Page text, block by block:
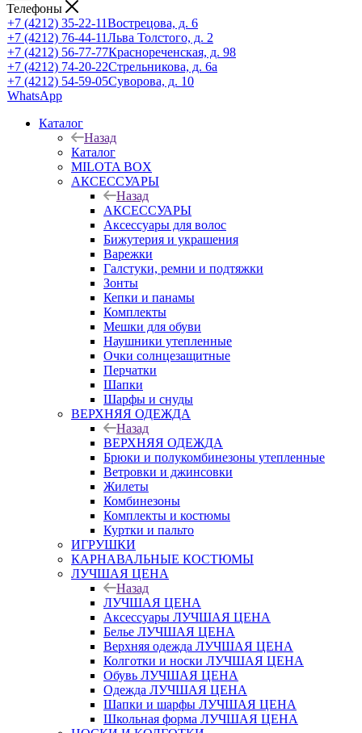
Телефоны
+7 (4212) 35-22-11Вострецова, д. 6
+7 (4212) 76-44-11Льва Толстого, д. 2
+7 (4212) 56-77-77Краснореченская, д. 98
+7 (4212) 74-20-22Стрельникова, д. 6а
+7 (4212) 54-59-05Суворова, д. 10
WhatsApp
Каталог
Назад
Каталог
MILOTA BOX
АКСЕССУАРЫ
Назад
АКСЕССУАРЫ
Аксессуары для волос
Бижутерия и украшения
Варежки
Галстуки, ремни и подтяжки
Зонты
Кепки и панамы
Комплекты
Мешки для обуви
Наушники утепленные
Очки солнцезащитные
Перчатки
Шапки
Шарфы и снуды
ВЕРХНЯЯ ОДЕЖДА
Назад
ВЕРХНЯЯ ОДЕЖДА
Брюки и полукомбинезоны утепленные
Ветровки и джинсовки
Жилеты
Комбинезоны
Комплекты и костюмы
Куртки и пальто
ИГРУШКИ
КАРНАВАЛЬНЫЕ КОСТЮМЫ
ЛУЧШАЯ ЦЕНА
Назад
ЛУЧШАЯ ЦЕНА
Аксессуары ЛУЧШАЯ ЦЕНА
Белье ЛУЧШАЯ ЦЕНА
Верхняя одежда ЛУЧШАЯ ЦЕНА
Колготки и носки ЛУЧШАЯ ЦЕНА
Обувь ЛУЧШАЯ ЦЕНА
Одежда ЛУЧШАЯ ЦЕНА
Шапки и шарфы ЛУЧШАЯ ЦЕНА
Школьная форма ЛУЧШАЯ ЦЕНА